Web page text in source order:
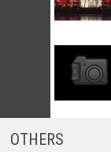
OTHERS